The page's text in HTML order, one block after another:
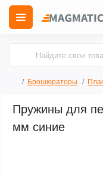
Брошюраторы
Пружины для
мм синие